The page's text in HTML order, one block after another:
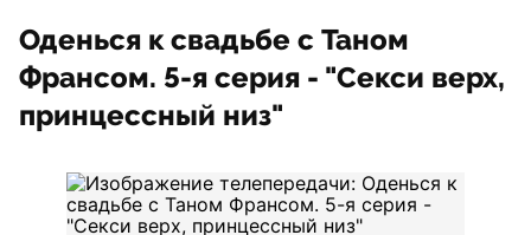
Оденься к свадьбе с Таном
Франсом. 5-я серия - "Секси верх,
принцессный низ"